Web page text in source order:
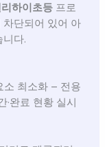
리하이초등프로
단되어 있어 아
다.
소 최소화 – 전용
·완료 현황 실시